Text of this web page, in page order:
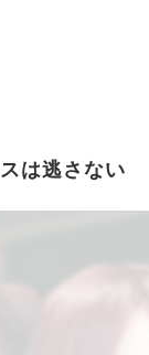
は逃さない